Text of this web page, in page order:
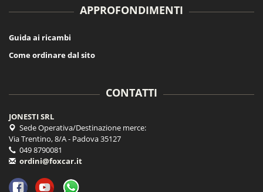
APPROFONDIMENTI
Guida ai ricambi
Come ordinare dal sito
CONTATTI
JONESTI SRL
Sede Operativa/Destinazione merce:
Via Trentino, 8/A - Padova 35127
049 8790081
ordini@foxcar.it